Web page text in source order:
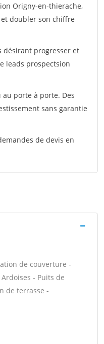
Origny-en-thierache,
doubler son chiffre
désirant progresser et
leads prospectsion
porte à porte. Des
sans garantie
de devis en
de couverture -
- Puits de
de terrasse -